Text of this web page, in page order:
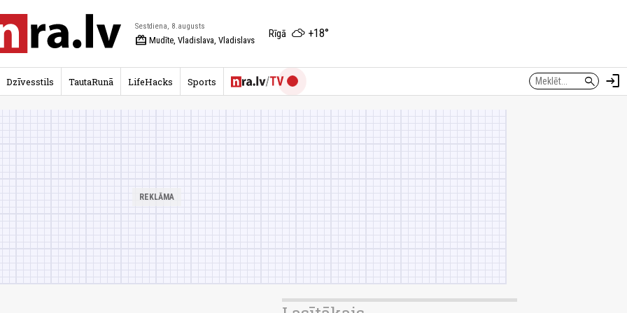
Sestdiena, 8.augusts
redeem Mudīte, Vladislava, Vladislavs
Rīgā +18°
search login
Dzīvesstils TautaRunā LifeHacks Sports